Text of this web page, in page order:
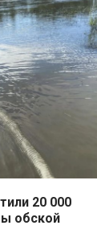
20 000
обской